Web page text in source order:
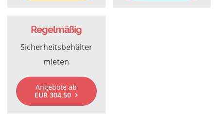
Regelmäßig
Sicherheitsbehälter
mieten
Angebote ab
EUR 304,50